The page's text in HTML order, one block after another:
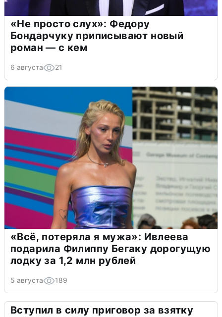
«Не просто слух»: Федору
Бондарчуку приписывают новый
роман — с кем
6 августа 21
«Всё, потеряла я мужа»: Ивлеева
подарила Филиппу Бегаку дорогущую
лодку за 1,2 млн рублей
5 августа 189
Вступил в силу приговор за взятку